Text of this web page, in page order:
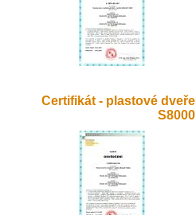
Certifikát - plastové dveře
S8000